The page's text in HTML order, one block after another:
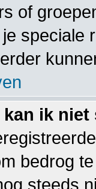
of
speciale
kan ik
bedrog
steeds